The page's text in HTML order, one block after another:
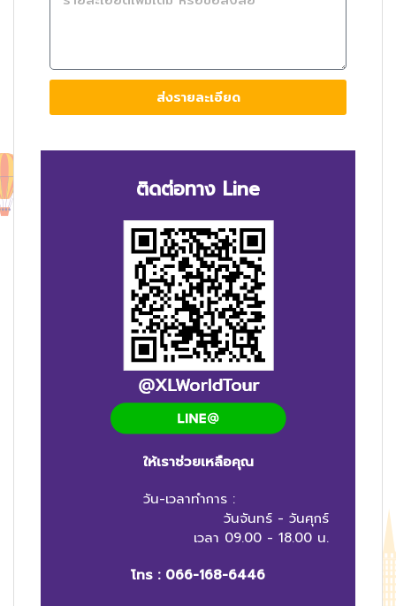
ส่งรายละเอียด
ติดต่อทาง Line
ให้เราช่วยเหลือคุณ
วัน-เวลาทำการ :
วันจันทร์ - วันศุกร์
เวลา 09.00 - 18.00 น.
โทร : 066-168-6446